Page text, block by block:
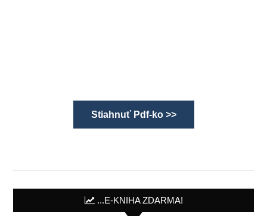
Stiahnuť Pdf-ko >>
...E-KNIHA ZDARMA!